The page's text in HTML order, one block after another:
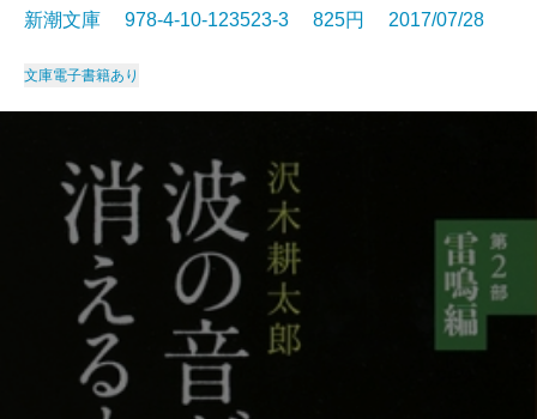
新潮文庫 978-4-10-123523-3 825円 2017/07/28
文庫電子書籍あり